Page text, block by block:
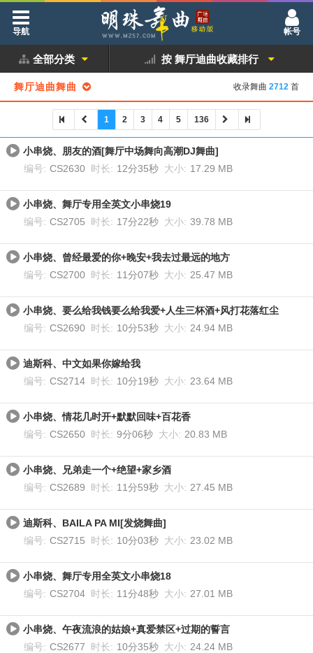
导航 帐号
全部分类 按 舞厅迪曲收藏排行
舞厅迪曲舞曲 收录舞曲 2712 首
1 2 3 4 5 136
小串烧、朋友的酒[舞厅中场舞向高潮DJ舞曲]
编号: CS2630 时长: 12分35秒 大小: 17.29 MB
小串烧、舞厅专用全英文小串烧19
编号: CS2705 时长: 17分22秒 大小: 39.78 MB
小串烧、曾经最爱的你+晚安+我去过最远的地方
编号: CS2700 时长: 11分07秒 大小: 25.47 MB
小串烧、要么给我钱要么给我爱+人生三杯酒+风打花落红尘
编号: CS2690 时长: 10分53秒 大小: 24.94 MB
迪斯科、中文如果你嫁给我
编号: CS2714 时长: 10分19秒 大小: 23.64 MB
小串烧、情花几时开+默默回味+百花香
编号: CS2650 时长: 9分06秒 大小: 20.83 MB
小串烧、兄弟走一个+绝望+家乡酒
编号: CS2689 时长: 11分59秒 大小: 27.45 MB
迪斯科、BAILA PA MI[发烧舞曲]
编号: CS2715 时长: 10分03秒 大小: 23.02 MB
小串烧、舞厅专用全英文小串烧18
编号: CS2704 时长: 11分48秒 大小: 27.01 MB
小串烧、午夜流浪的姑娘+真爱禁区+过期的誓言
编号: CS2677 时长: 10分35秒 大小: 24.24 MB